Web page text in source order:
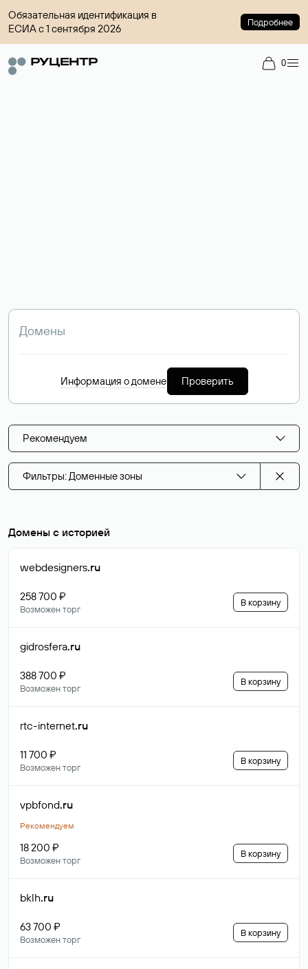
Обязательная идентификация в
ЕСИА с 1 сентября 2026
Подробнее
0
Информация о домене Проверить
Рекомендуем
Фильтры: Доменные зоны
Домены с историей
webdesigners.ru
258 700 ₽
Возможен торг
В корзину
gidrosfera.ru
388 700 ₽
Возможен торг
В корзину
rtc-internet.ru
11 700 ₽
Возможен торг
В корзину
vpbfond.ru
Рекомендуем
18 200 ₽
Возможен торг
В корзину
bklh.ru
63 700 ₽
Возможен торг
В корзину